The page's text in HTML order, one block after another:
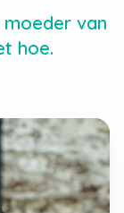
van
hoe.